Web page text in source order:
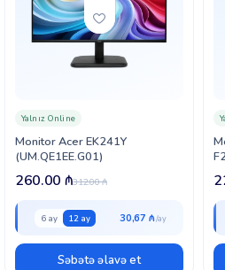
Monitor Acer EK241Y
(UM.QE1EE.G01)
Yalnız Online
312.00₼
260.00 ₼
6 ay 12 ay 30,67 ₼
Səbətə əlavə et